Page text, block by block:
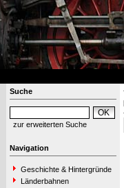
Suche
zur erweiterten Suche
Navigation
Geschichte & Hintergründe
Länderbahnen